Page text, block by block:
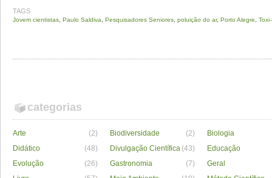
TAGS
Jovem cientistas Paulo Saldiva Pesquisadores Seniores poluição do ar, Porto Alegre
categorias
Arte (2) Biodiversidade (2)
Biologia
Didático
(48) Divulgação Científica (43)
Educação
Evolução
(26) Gastronomia (7)
Geral